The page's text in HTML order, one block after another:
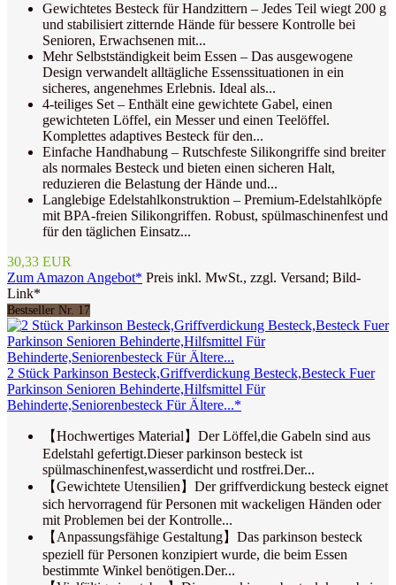
Gewichtetes Besteck für Handzittern – Jedes Teil wiegt 200 g
und stabilisiert zitternde Hände für bessere Kontrolle bei
Senioren, Erwachsenen mit...
Mehr Selbstständigkeit beim Essen – Das ausgewogene
Design verwandelt alltägliche Essenssituationen in ein
sicheres, angenehmes Erlebnis. Ideal als...
4-teiliges Set – Enthält eine gewichtete Gabel, einen
gewichteten Löffel, ein Messer und einen Teelöffel.
Komplettes adaptives Besteck für den...
Einfache Handhabung – Rutschfeste Silikongriffe sind breiter
als normales Besteck und bieten einen sicheren Halt,
reduzieren die Belastung der Hände und...
Langlebige Edelstahlkonstruktion – Premium-Edelstahlköpfe
mit BPA‑freien Silikongriffen. Robust, spülmaschinenfest und
für den täglichen Einsatz...
30,33 EUR
Zum Amazon Angebot* Preis inkl. MwSt., zzgl. Versand; Bild-
Link*
Bestseller Nr. 17
2 Stück Parkinson Besteck,Griffverdickung Besteck,Besteck Fuer
Parkinson Senioren Behinderte,Hilfsmittel Für
Behinderte,Seniorenbesteck Für Ältere...*
【Hochwertiges Material】Der Löffel,die Gabeln sind aus
Edelstahl gefertigt.Dieser parkinson besteck ist
spülmaschinenfest,wasserdicht und rostfrei.Der...
【Gewichtete Utensilien】Der griffverdickung besteck eignet
sich hervorragend für Personen mit wackeligen Händen oder
mit Problemen bei der Kontrolle...
【Anpassungsfähige Gestaltung】Das parkinson besteck
speziell für Personen konzipiert wurde, die beim Essen
bestimmte Winkel benötigen.Der...